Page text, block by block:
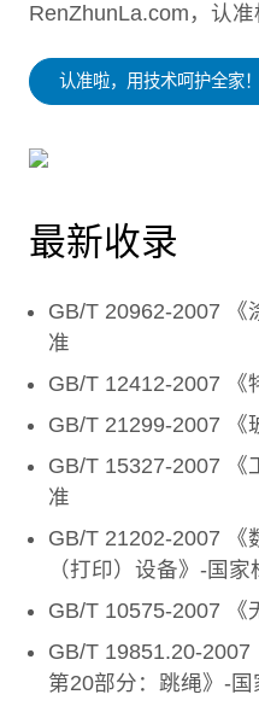
RenZhunLa.com，认准
认准啦，用技术呵护全家！
最新收录
GB/T 20962-2007 《
准
GB/T 12412-2007 《
GB/T 21299-2007 《
GB/T 15327-2007 《
准
GB/T 21202-2007 《
（打印）设备》-国家
GB/T 10575-2007 《
GB/T 19851.20-
第20部分：跳绳》-国